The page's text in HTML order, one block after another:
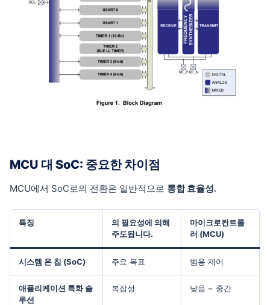
MCU 대 SoC: 중요한 차이점
MCU에서 SoC로의 전환은 일반적으로 통합 효율성.
특징
의 필요성에 의해
주도됩니다.
마이크로컨트롤
러 (MCU)
시스템 온 칩 (SoC) 주요 목표 범용 제어
애플리케이션 특화 솔
루션
복잡성 낮음 ~ 중간